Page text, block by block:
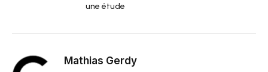
une étude
Mathias Gerdy